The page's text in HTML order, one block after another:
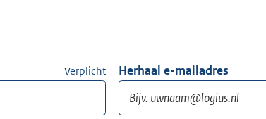
Verplicht Herhaal e-mailadres